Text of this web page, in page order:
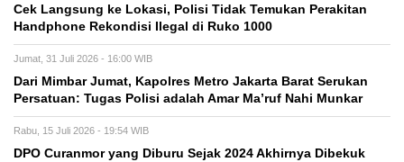
Cek Langsung ke Lokasi, Polisi Tidak Temukan Perakitan
Handphone Rekondisi Ilegal di Ruko 1000
Jumat, 31 Juli 2026 - 16:00 WIB
Dari Mimbar Jumat, Kapolres Metro Jakarta Barat Serukan
Persatuan: Tugas Polisi adalah Amar Ma’ruf Nahi Munkar
Rabu, 15 Juli 2026 - 19:54 WIB
DPO Curanmor yang Diburu Sejak 2024 Akhirnya Dibekuk